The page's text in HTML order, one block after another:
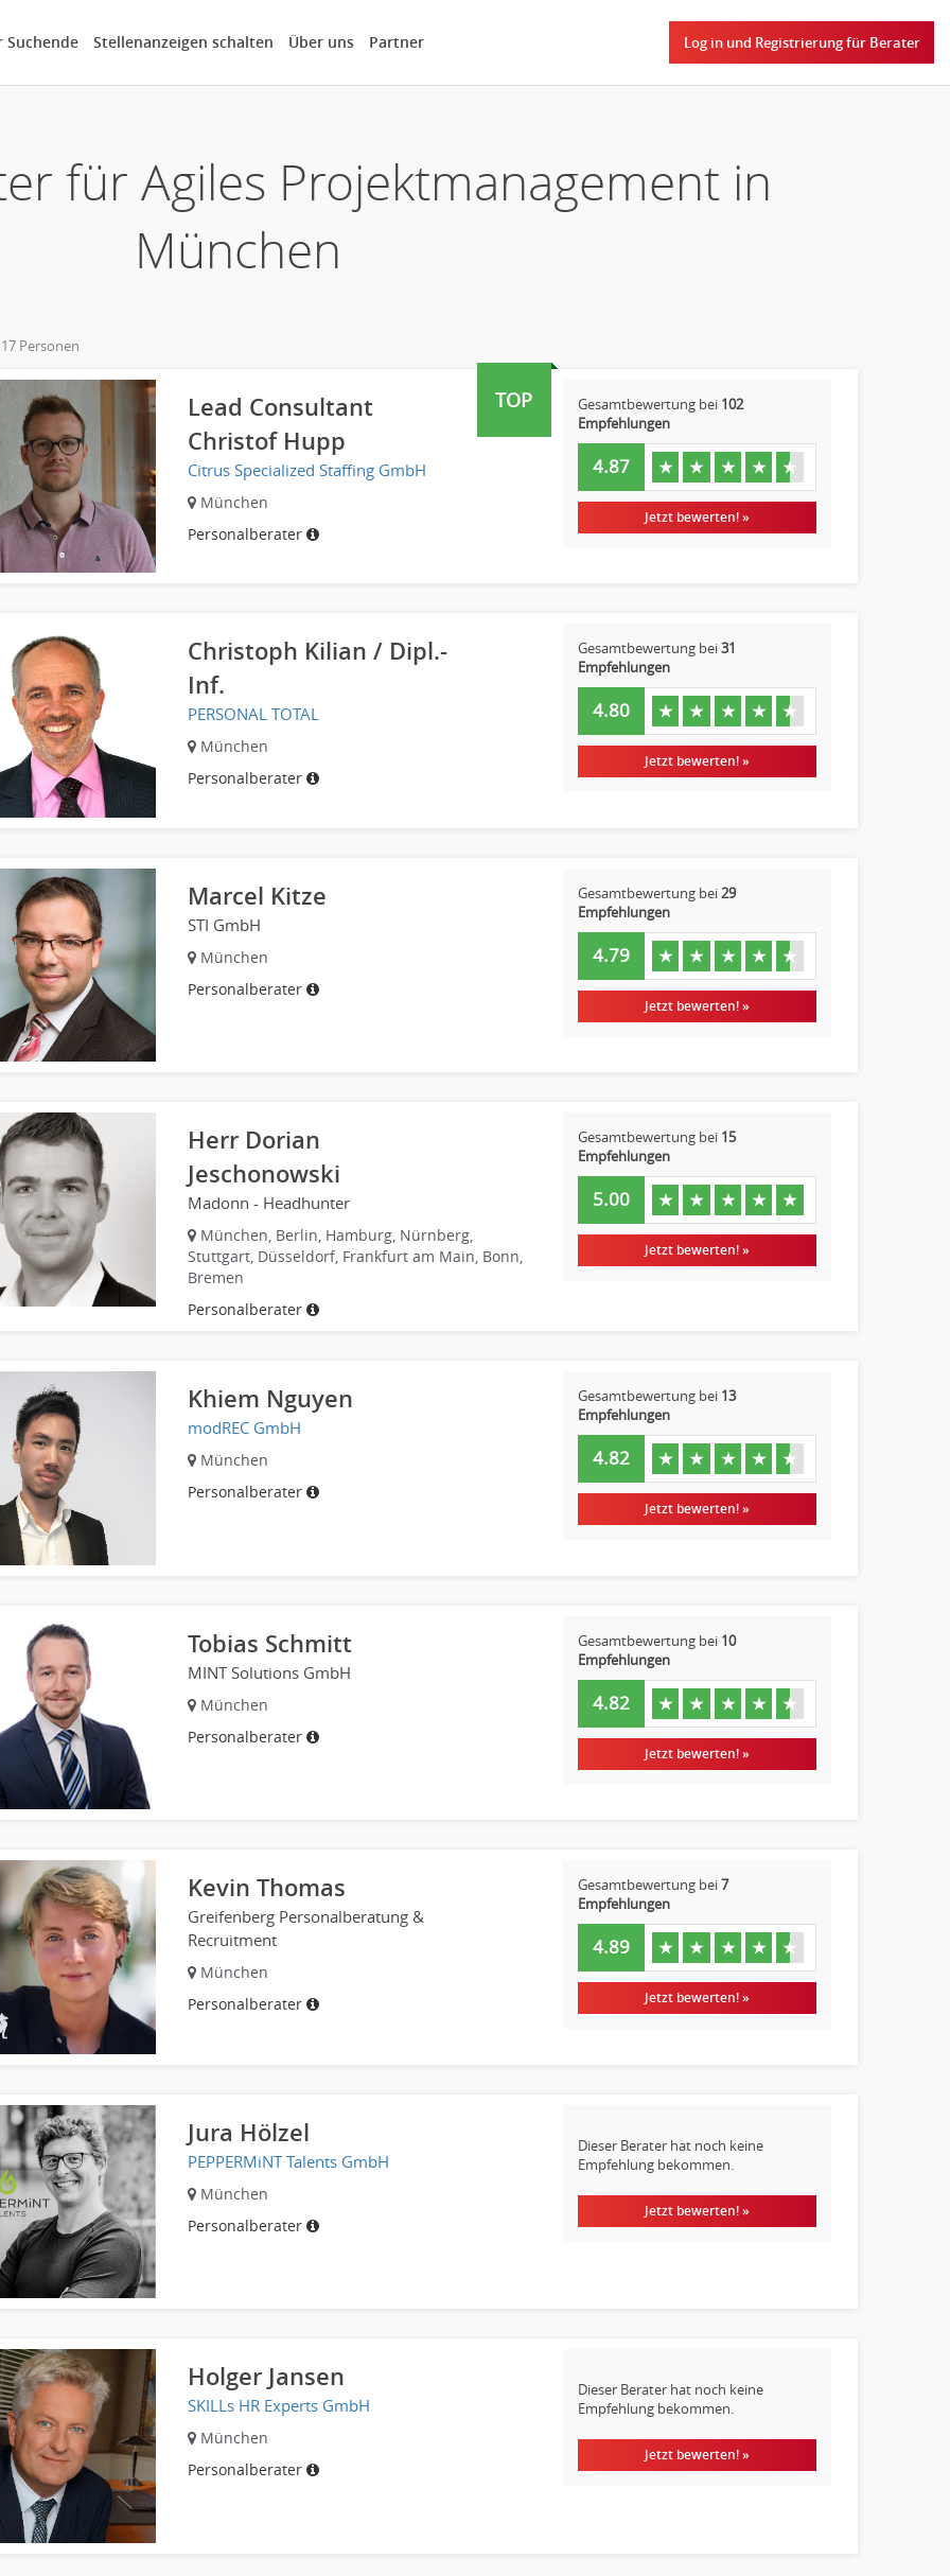
Suchende Stellenanzeigen schalten Über uns Partner Log in und Registrierung für Berater
für Agiles Projektmanagement in
München
Personen
TOP
Lead Consultant
Christof Hupp
Citrus Specialized Staffing GmbH
München
Personalberater
Gesamtbewertung bei 102
Empfehlungen
4.87 ★ ★ ★ ★ ★
Jetzt bewerten! »
Christoph Kilian / Dipl.-
Inf.
PERSONAL TOTAL
München
Personalberater
Gesamtbewertung bei31
Empfehlungen
4.80 ★ ★ ★ ★ ★
Jetzt bewerten! »
Marcel Kitze
STI GmbH
München
Personalberater
Gesamtbewertung bei29
Empfehlungen
4.79 ★ ★ ★ ★ ★
Jetzt bewerten! »
Herr Dorian
Jeschonowski
Madonn - Headhunter
München, Berlin, Hamburg, Nürnberg,
Stuttgart, Düsseldorf, Frankfurt am Main, Bonn,
Bremen
Personalberater
Gesamtbewertung bei 15
Empfehlungen
5.00 ★ ★ ★ ★ ★
Jetzt bewerten! »
Khiem Nguyen
modREC GmbH
München
Personalberater
Gesamtbewertung bei 13
Empfehlungen
4.82 ★ ★ ★ ★ ★
Jetzt bewerten! »
Tobias Schmitt
MINT Solutions GmbH
München
Personalberater
Gesamtbewertung bei 10
Empfehlungen
4.82 ★ ★ ★ ★ ★
Jetzt bewerten! »
Kevin Thomas
Greifenberg Personalberatung &
Recruitment
München
Personalberater
Gesamtbewertung bei7
Empfehlungen
4.89 ★ ★ ★ ★ ★
Jetzt bewerten! »
Jura Hölzel
PEPPERMiNT Talents GmbH
München
Personalberater
Dieser Berater hat noch keine
Empfehlung bekommen.
Jetzt bewerten! »
Holger Jansen
SKILLs HR Experts GmbH
München
Personalberater
Dieser Berater hat noch keine
Empfehlung bekommen.
Jetzt bewerten! »